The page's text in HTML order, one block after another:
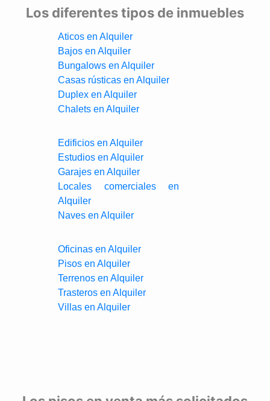
Los diferentes tipos de inmuebles
Aticos en Alquiler
Bajos en Alquiler
Bungalows en Alquiler
Casas rústicas en Alquiler
Duplex en Alquiler
Chalets en Alquiler
Edificios en Alquiler
Estudios en Alquiler
Garajes en Alquiler
Locales comerciales en
Alquiler
Naves en Alquiler
Oficinas en Alquiler
Pisos en Alquiler
Terrenos en Alquiler
Trasteros en Alquiler
Villas en Alquiler